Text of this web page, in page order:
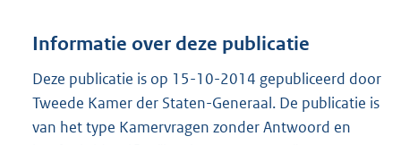
n
s
r
o
Informatie over deze publicatie
Deze publicatie is op 15-10-2014 gepubliceerd door
Tweede Kamer der Staten-Generaal. De publicatie is
van het type Kamervragen zonder Antwoord en